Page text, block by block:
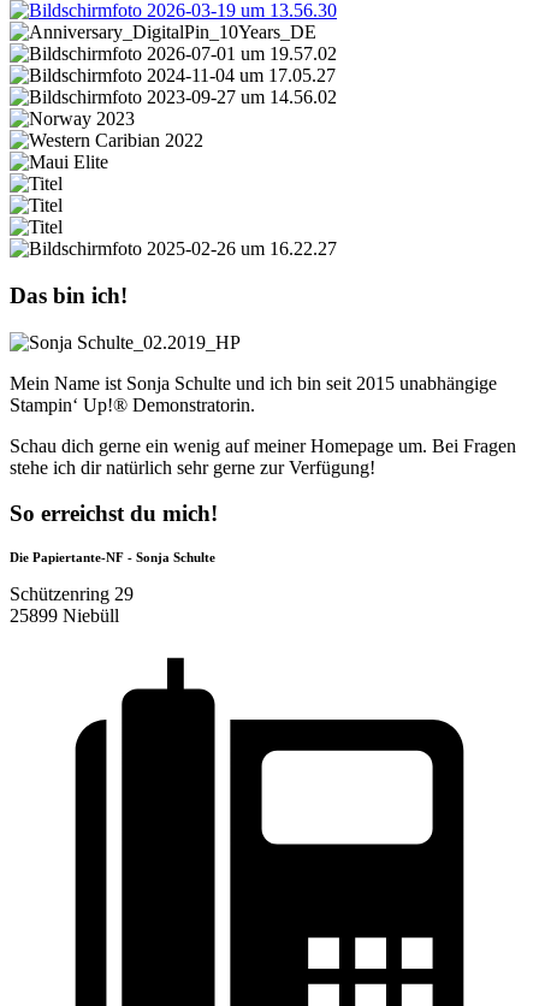
Das bin ich!
Mein Name ist Sonja Schulte und ich bin seit 2015 unabhängige
Stampin‘ Up!® Demonstratorin.
Schau dich gerne ein wenig auf meiner Homepage um. Bei Fragen
stehe ich dir natürlich sehr gerne zur Verfügung!
So erreichst du mich!
Die Papiertante-NF - Sonja Schulte
Schützenring 29
25899 Niebüll